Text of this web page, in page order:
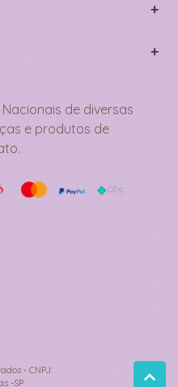
de diversas
e produtos de
- CNPJ:
-SP